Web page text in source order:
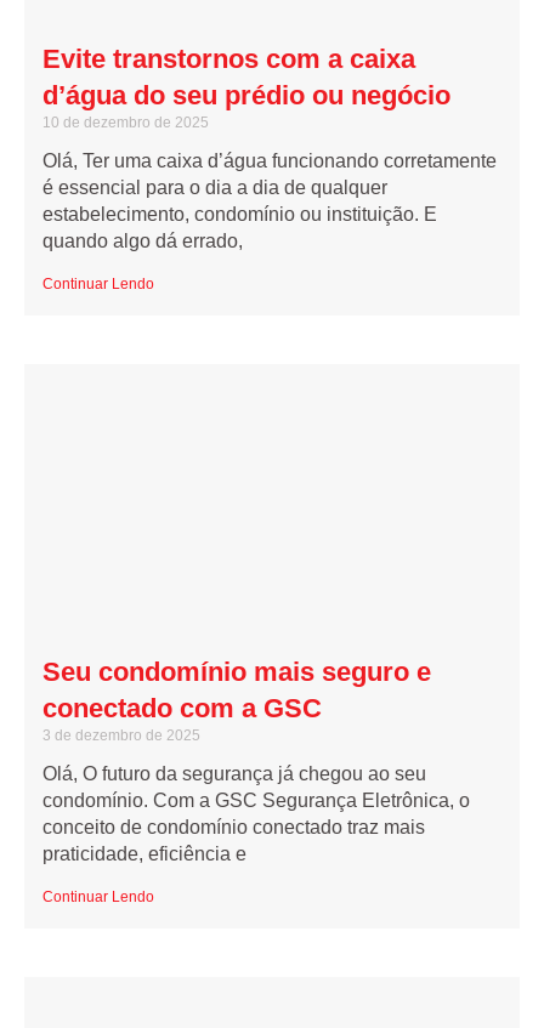
Evite transtornos com a caixa
d’água do seu prédio ou negócio
10 de dezembro de 2025
Olá, Ter uma caixa d’água funcionando corretamente
é essencial para o dia a dia de qualquer
estabelecimento, condomínio ou instituição. E
quando algo dá errado,
Continuar Lendo
Seu condomínio mais seguro e
conectado com a GSC
3 de dezembro de 2025
Olá, O futuro da segurança já chegou ao seu
condomínio. Com a GSC Segurança Eletrônica, o
conceito de condomínio conectado traz mais
praticidade, eficiência e
Continuar Lendo